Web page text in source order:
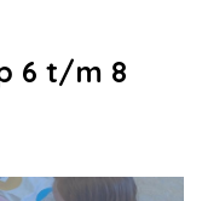
6 t/m 8